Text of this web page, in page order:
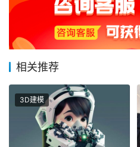
相关推荐
3D建模